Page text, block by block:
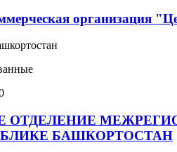
организация
ОТДЕЛЕНИЕ
БАШКОРТОСТАН